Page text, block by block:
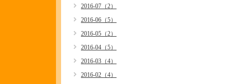
2016-07（2）
2016-06（5）
2016-05（2）
2016-04（5）
2016-03（4）
2016-02（4）